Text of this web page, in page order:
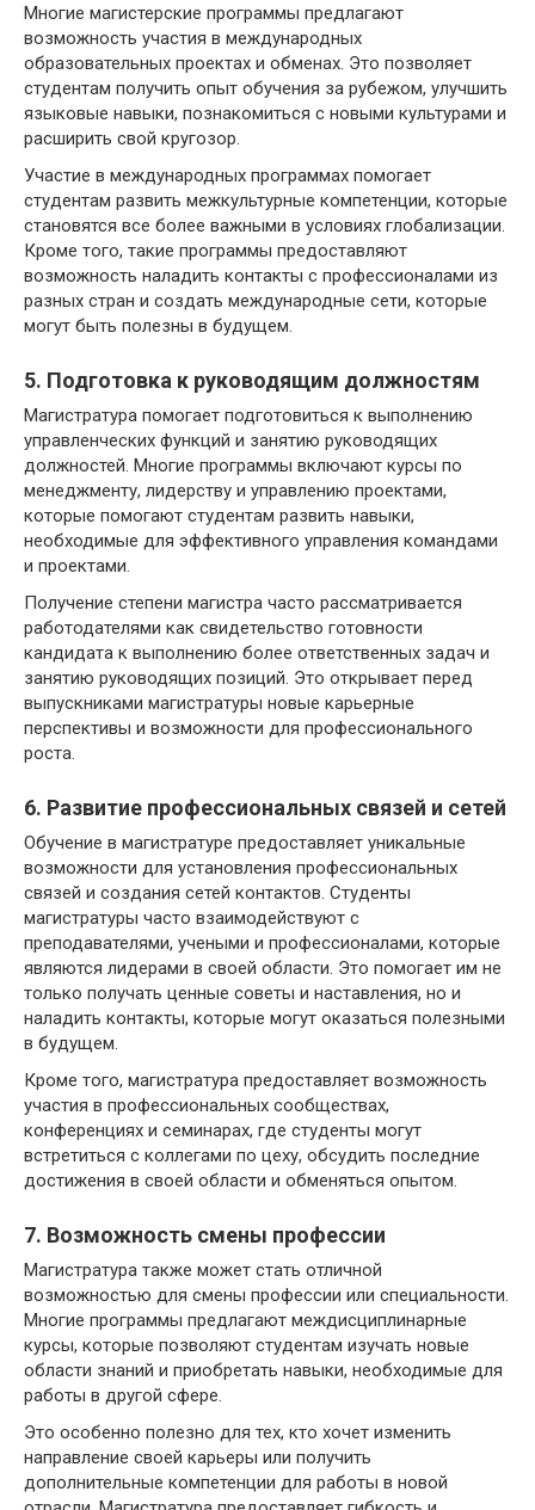
Многие магистерские программы предлагают
возможность участия в международных
образовательных проектах и обменах. Это позволяет
студентам получить опыт обучения за рубежом, улучшить
языковые навыки, познакомиться с новыми культурами и
расширить свой кругозор.
Участие в международных программах помогает
студентам развить межкультурные компетенции, которые
становятся все более важными в условиях глобализации.
Кроме того, такие программы предоставляют
возможность наладить контакты с профессионалами из
разных стран и создать международные сети, которые
могут быть полезны в будущем.
5. Подготовка к руководящим должностям
Магистратура помогает подготовиться к выполнению
управленческих функций и занятию руководящих
должностей. Многие программы включают курсы по
менеджменту, лидерству и управлению проектами,
которые помогают студентам развить навыки,
необходимые для эффективного управления командами
и проектами.
Получение степени магистра часто рассматривается
работодателями как свидетельство готовности
кандидата к выполнению более ответственных задач и
занятию руководящих позиций. Это открывает перед
выпускниками магистратуры новые карьерные
перспективы и возможности для профессионального
роста.
6. Развитие профессиональных связей и сетей
Обучение в магистратуре предоставляет уникальные
возможности для установления профессиональных
связей и создания сетей контактов. Студенты
магистратуры часто взаимодействуют с
преподавателями, учеными и профессионалами, которые
являются лидерами в своей области. Это помогает им не
только получать ценные советы и наставления, но и
наладить контакты, которые могут оказаться полезными
в будущем.
Кроме того, магистратура предоставляет возможность
участия в профессиональных сообществах,
конференциях и семинарах, где студенты могут
встретиться с коллегами по цеху, обсудить последние
достижения в своей области и обменяться опытом.
7. Возможность смены профессии
Магистратура также может стать отличной
возможностью для смены профессии или специальности.
Многие программы предлагают междисциплинарные
курсы, которые позволяют студентам изучать новые
области знаний и приобретать навыки, необходимые для
работы в другой сфере.
Это особенно полезно для тех, кто хочет изменить
направление своей карьеры или получить
дополнительные компетенции для работы в новой